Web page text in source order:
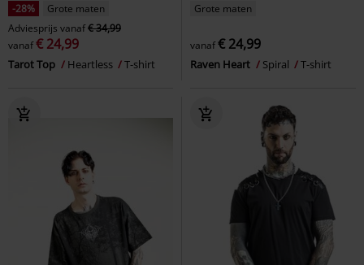
-28%
Grote maten
Adviesprijs vanaf€ 34,99
vanaf€ 24,99
Tarot Top Heartless T-shirt
Grote maten
vanaf€ 24,99
Raven Heart Spiral T-shirt